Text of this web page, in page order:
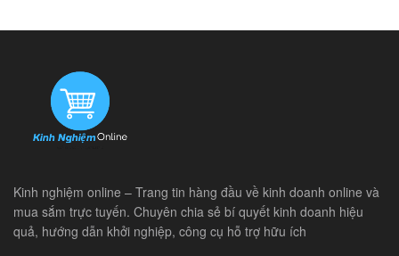
Kinh nghiệm online – Trang tin hàng đầu về kinh doanh online và
mua sắm trực tuyến. Chuyên chia sẻ bí quyết kinh doanh hiệu
quả, hướng dẫn khởi nghiệp, công cụ hỗ trợ hữu ích